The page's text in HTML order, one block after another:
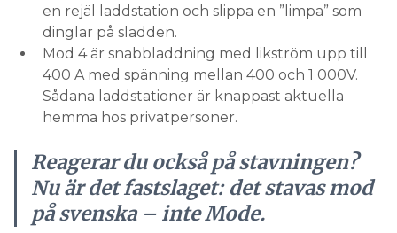
en rejäl laddstation och slippa en ”limpa” som
dinglar på sladden.
Mod 4 är snabbladdning med likström upp till
400 A med spänning mellan 400 och 1 000V.
Sådana laddstationer är knappast aktuella
hemma hos privatpersoner.
Reagerar du också på stavningen?
Nu är det fastslaget: det stavas mod
på svenska – inte Mode.